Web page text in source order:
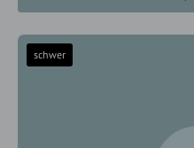
schwer